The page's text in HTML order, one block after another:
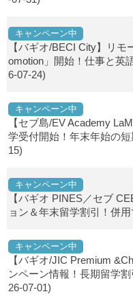
キャンペーン中
【バギオ/BECI City】リ
omotion」開始！仕事と英
6-07-24)
キャンペーン中
【セブ島/EV Academy
学受付開始！年末年始の
15)
キャンペーン中
【バギオ PINES／セブ
ョン＆年末留学割引！併
キャンペーン中
【バギオ/JIC Premium
ンペーン情報！長期留学
26-07-01)